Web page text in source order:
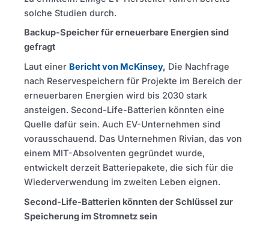
solche Studien durch.
Backup-Speicher für erneuerbare Energien sind
gefragt
Laut einer Bericht von McKinsey, Die Nachfrage
nach Reservespeichern für Projekte im Bereich der
erneuerbaren Energien wird bis 2030 stark
ansteigen. Second-Life-Batterien könnten eine
Quelle dafür sein. Auch EV-Unternehmen sind
vorausschauend. Das Unternehmen Rivian, das von
einem MIT-Absolventen gegründet wurde,
entwickelt derzeit Batteriepakete, die sich für die
Wiederverwendung im zweiten Leben eignen.
Second-Life-Batterien könnten der Schlüssel zur
Speicherung im Stromnetz sein